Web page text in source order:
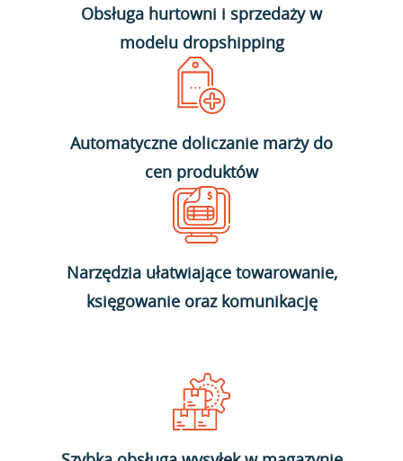
Obsługa hurtowni i sprzedaży w
modelu dropshipping
Automatyczne doliczanie marży do
cen produktów
Narzędzia ułatwiające towarowanie,
księgowanie oraz komunikację